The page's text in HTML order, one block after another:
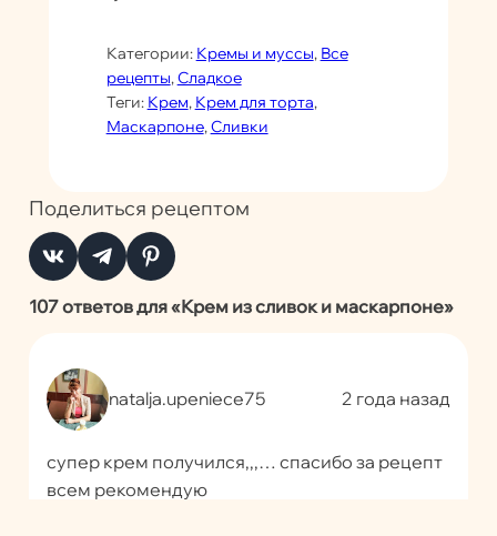
Категории: Кремы и муссы, Все
рецепты, Сладкое
Теги: Крем, Крем для торта ,
Маскарпоне, Сливки
Поделиться рецептом
107 ответов для «Крем из сливок и маскарпоне»
natalja.upeniece75 2 года назад
супер крем получился,,,… спасибо за рецепт
всем рекомендую